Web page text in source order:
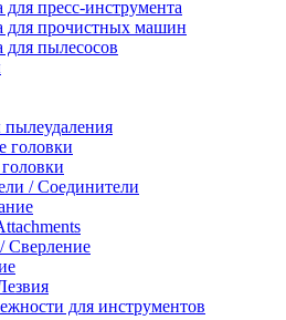
для пресс-инструмента
для прочистных машин
для пылесосов
головки
/ Соединители
Сверление
для инструментов